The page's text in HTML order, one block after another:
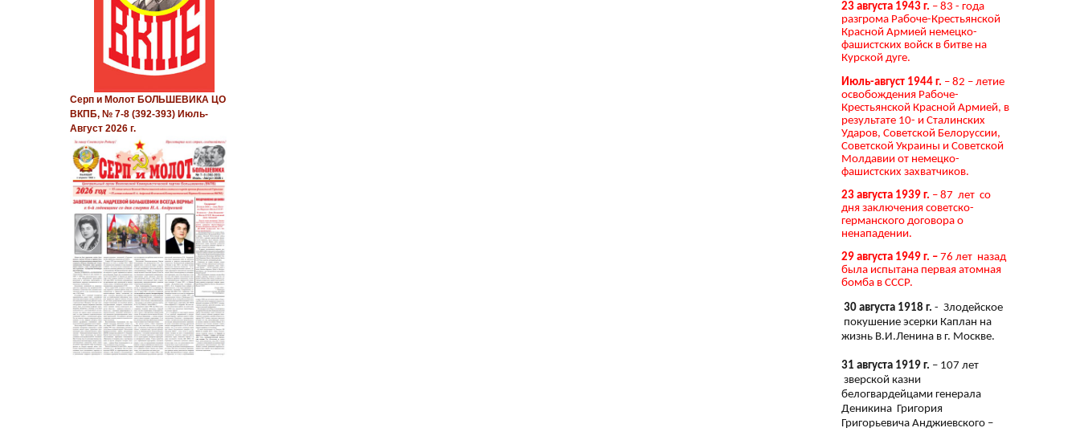
Серп и Молот БОЛЬШЕВИКА ЦО
ВКПБ, № 7-8 (392-393) Июль-
Август 2026 г.
23 августа 1943 г. – 83 - года
разгрома Рабоче-Крестьянской
Красной Армией немецко-
фашистских войск в битве на
Курской дуге.
Июль-август 1944 г. – 82 – летие
освобождения Рабоче-
Крестьянской Красной Армией, в
результате 10- и Сталинских
Ударов, Советской Белоруссии,
Советской Украины и Советской
Молдавии от немецко-
фашистских захватчиков.
23 августа 1939 г. – 87 лет со
дня заключения советско-
германского договора о
ненападении.
29 августа 1949 г. – 76 лет назад
была испытана первая атомная
бомба в СССР.
30 августа 1918 г. - Злодейское
покушение эсерки Каплан на
жизнь В.И.Ленина в г. Москве.
31 августа 1919 г. – 107 лет
зверской казни
белогвардейцами генерала
Деникина Григория
Григорьевича Анджиевского –